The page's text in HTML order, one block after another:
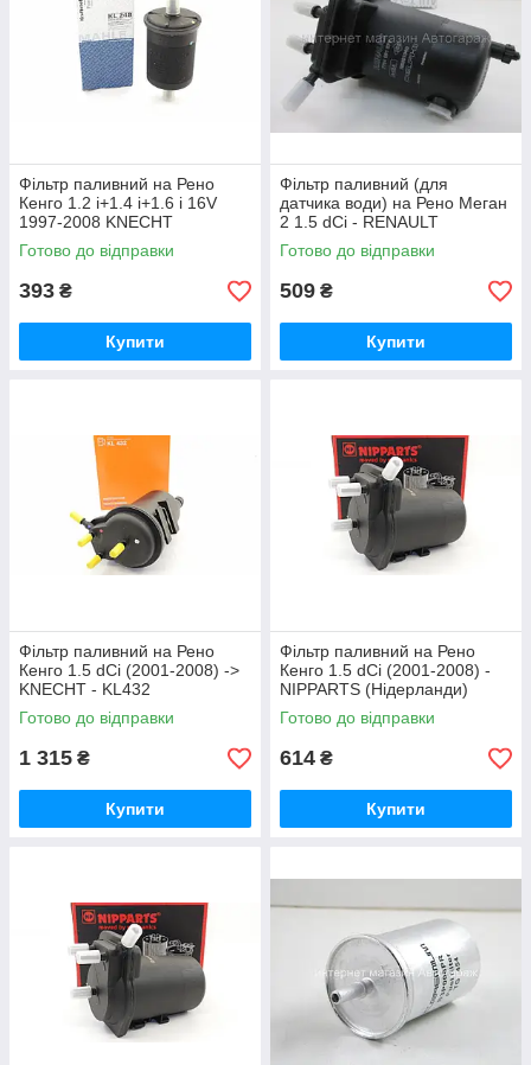
Фільтр паливний на Рено
Кенго 1.2 i+1.4 i+1.6 i 16V
1997-2008 KNECHT
(Німеччина) KL248
Готово до відправки
393 ₴
Купити
Фільтр паливний (для
датчика води) на Рено Меган
2 1.5 dCi - RENAULT
(Оригінал) 7701061576
Готово до відправки
509 ₴
Купити
Фільтр паливний на Рено
Кенго 1.5 dCi (2001-2008) ->
KNECHT - KL432
Готово до відправки
1 315 ₴
Купити
Фільтр паливний на Рено
Кенго 1.5 dCi (2001-2008) -
NIPPARTS (Нідерланди)
J1331039
Готово до відправки
614 ₴
Купити